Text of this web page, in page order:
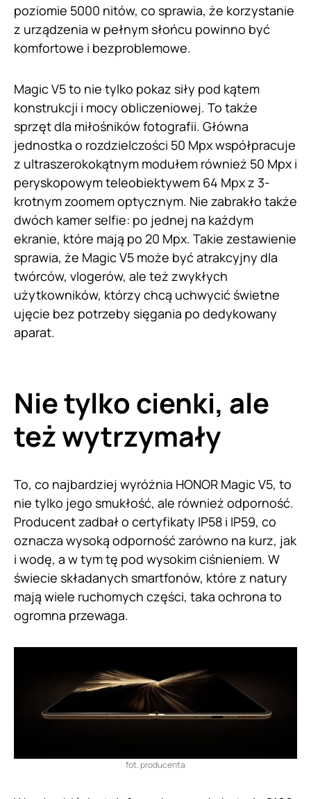
poziomie 5000 nitów, co sprawia, że korzystanie
z urządzenia w pełnym słońcu powinno być
komfortowe i bezproblemowe.
Magic V5 to nie tylko pokaz siły pod kątem
konstrukcji i mocy obliczeniowej. To także
sprzęt dla miłośników fotografii. Główna
jednostka o rozdzielczości 50 Mpx współpracuje
z ultraszerokokątnym modułem również 50 Mpx i
peryskopowym teleobiektywem 64 Mpx z 3-
krotnym zoomem optycznym. Nie zabrakło także
dwóch kamer selfie: po jednej na każdym
ekranie, które mają po 20 Mpx. Takie zestawienie
sprawia, że Magic V5 może być atrakcyjny dla
twórców, vlogerów, ale też zwykłych
użytkowników, którzy chcą uchwycić świetne
ujęcie bez potrzeby sięgania po dedykowany
aparat.
Nie tylko cienki, ale
też wytrzymały
To, co najbardziej wyróżnia HONOR Magic V5, to
nie tylko jego smukłość, ale również odporność.
Producent zadbał o certyfikaty IP58 i IP59, co
oznacza wysoką odporność zarówno na kurz, jak
i wodę, a w tym tę pod wysokim ciśnieniem. W
świecie składanych smartfonów, które z natury
mają wiele ruchomych części, taka ochrona to
ogromna przewaga.
fot. producenta